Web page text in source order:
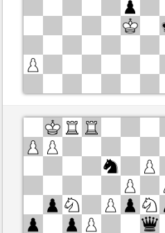
Negras
Stockfish AI nivel 8
Blancas
luismsb (1682)